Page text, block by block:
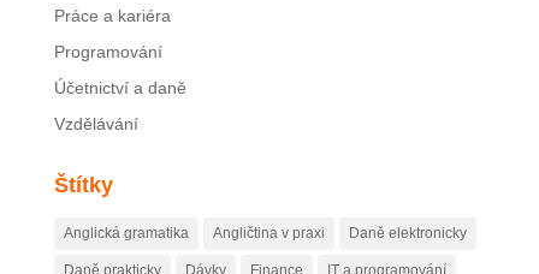
Práce a kariéra
Programování
Účetnictví a daně
Vzdělávání
Štítky
Anglická gramatika Angličtina v praxi Daně elektronicky
Daně prakticky Dávky Finance IT a programování